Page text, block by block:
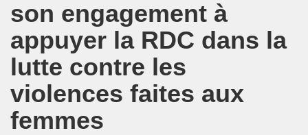
son engagement à
appuyer la RDC dans la
lutte contre les
violences faites aux
femmes